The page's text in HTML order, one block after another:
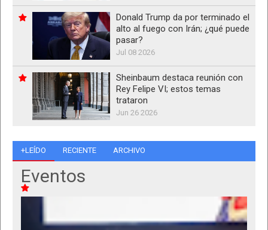
Donald Trump da por terminado el
alto al fuego con Irán; ¿qué puede
pasar?
Jul 08 2026
Sheinbaum destaca reunión con
Rey Felipe VI; estos temas
trataron
Jun 26 2026
+LEÍDO RECIENTE ARCHIVO
Eventos